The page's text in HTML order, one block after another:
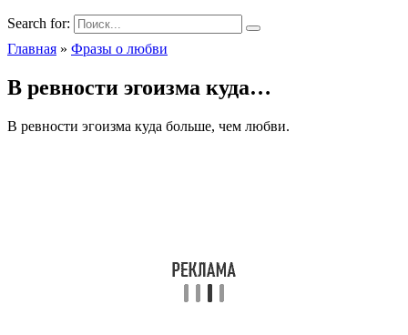
Search for:
Главная » Фразы о любви
В ревности эгоизма куда…
В ревности эгоизма куда больше, чем любви.